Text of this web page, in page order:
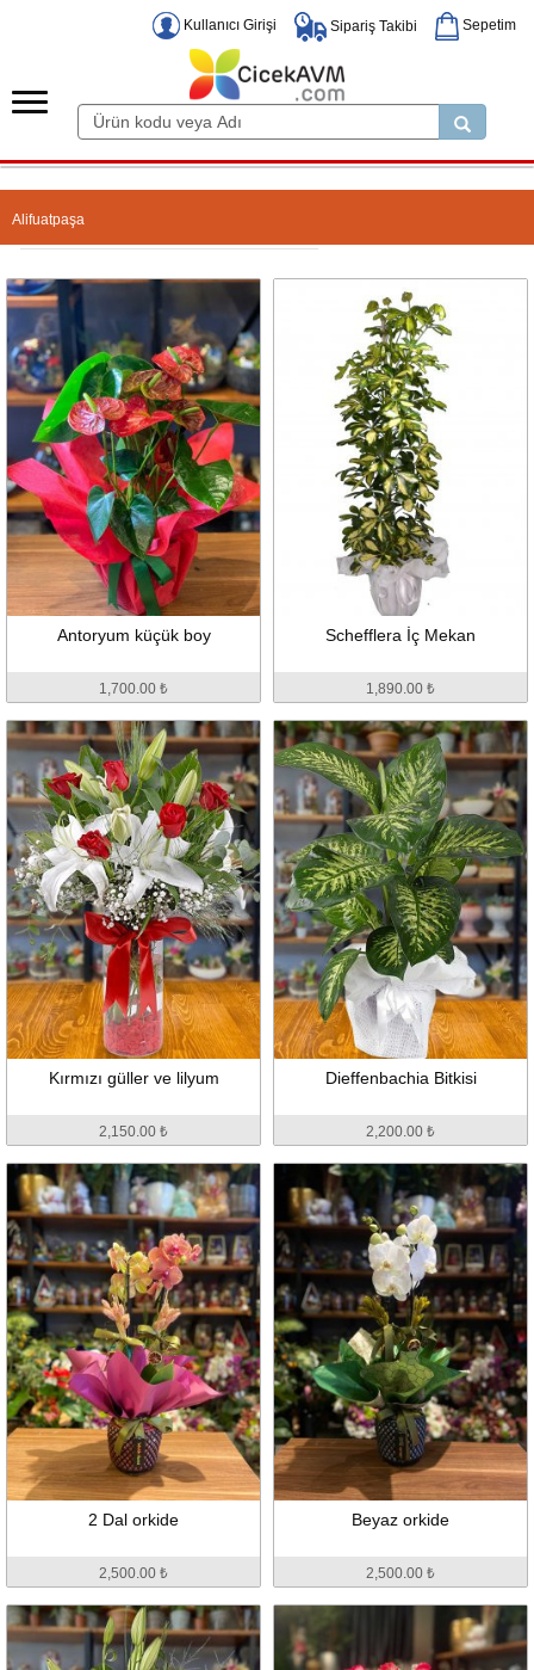
Kullanıcı Girişi Sipariş Takibi Sepetim
Alifuatpaşa
Antoryum küçük boy
1,700.00 ₺
Schefflera İç Mekan
1,890.00 ₺
Kırmızı güller ve lilyum
2,150.00 ₺
Dieffenbachia Bitkisi
2,200.00 ₺
2 Dal orkide
2,500.00 ₺
Beyaz orkide
2,500.00 ₺